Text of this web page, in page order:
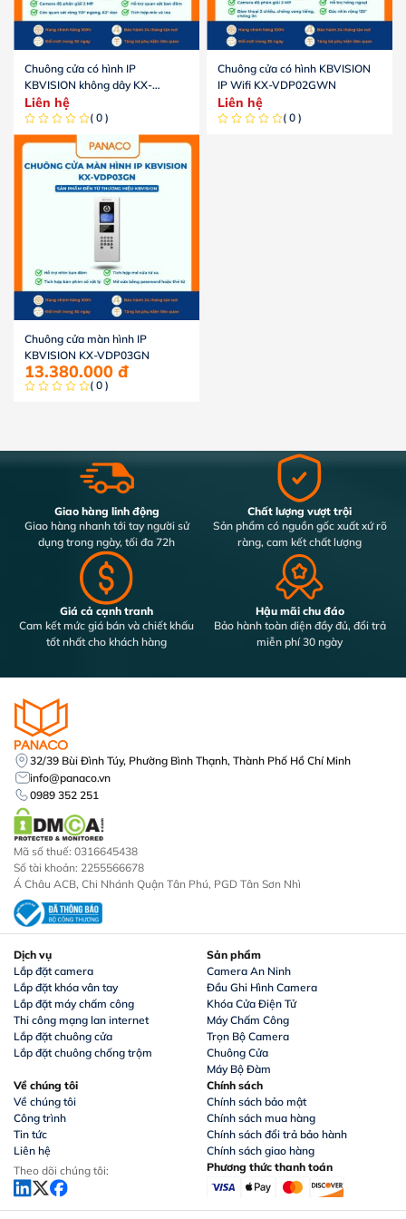
Chuông cửa có hình IP
KBVISION không dây KX-
VDP11GWN
Liên hệ
( 0 )
Chuông cửa có hình KBVISION
IP Wifi KX-VDP02GWN
Liên hệ
( 0 )
Chuông cửa màn hình IP
KBVISION KX-VDP03GN
13.380.000 đ
( 0 )
Giao hàng linh động
Giao hàng nhanh tới tay người sử
dụng trong ngày, tối đa 72h
Chất lượng vượt trội
Sản phẩm có nguồn gốc xuất xứ rõ
ràng, cam kết chất lượng
Giá cả cạnh tranh
Cam kết mức giá bán và chiết khấu
tốt nhất cho khách hàng
Hậu mãi chu đáo
Bảo hành toàn diện đầy đủ, đổi trả
miễn phí 30 ngày
Về chúng tôi
Về chúng tôi
Công trình
Tin tức
Liên hệ
Theo dõi chúng tôi:
Dịch vụ
Lắp đặt camera
Lắp đặt khóa vân tay
Lắp đặt máy chấm công
Thi công mạng lan internet
Lắp đặt chuông cửa
Lắp đặt chuông chống trộm
Sản phẩm
Camera An Ninh
Đầu Ghi Hình Camera
Khóa Cửa Điện Tử
Máy Chấm Công
Trọn Bộ Camera
Chuông Cửa
Máy Bộ Đàm
Chính sách
Chính sách bảo mật
Chính sách mua hàng
Chính sách đổi trả bảo hành
Chính sách giao hàng
Phương thức thanh toán
32/39 Bùi Đình Túy, Phường Bình Thạnh, Thành Phố Hồ Chí Minh
info@panaco.vn
0989 352 251
Mã số thuế: 0316645438
Số tài khoản: 2255566678
Á Châu ACB, Chi Nhánh Quận Tân Phú, PGD Tân Sơn Nhì